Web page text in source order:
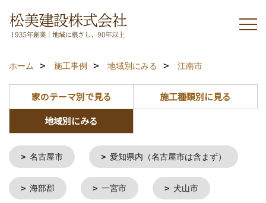
ホーム 施工事例 地域別にみる 江南市
家のテーマ別で見る
施工種類別に見る
地域別にみる
名古屋市 愛知県内（名古屋市は含まず）
海部郡 一宮市 犬山市